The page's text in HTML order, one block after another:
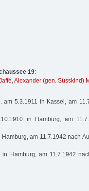
19:
,Alexander (gen. Süsskind)
5.3.1911 in Kassel, am
in Hamburg, am
am 11.7.1942 nach
Hamburg, am 11.7.1942